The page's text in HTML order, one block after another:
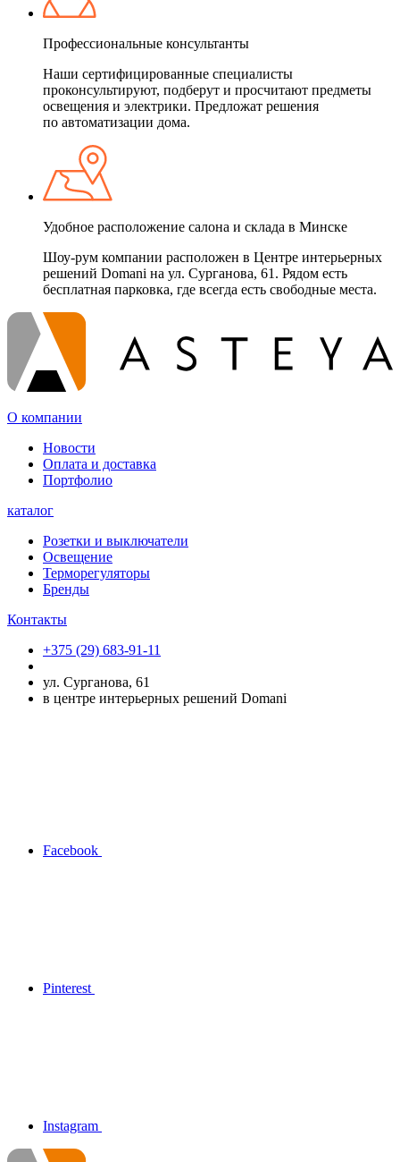
Профессиональные консультанты
Наши сертифицированные специалисты
проконсультируют, подберут и просчитают предметы
освещения и электрики. Предложат решения
по автоматизации дома.
Удобное расположение салона и склада в Минске
Шоу-рум компании расположен в Центре интерьерных
решений Domani на ул. Сурганова, 61. Рядом есть
бесплатная парковка, где всегда есть свободные места.
О компании
Новости
Оплата и доставка
Портфолио
каталог
Розетки и выключатели
Освещение
Терморегуляторы
Бренды
Контакты
+375 (29) 683-91-11
ул. Сурганова, 61
в центре интерьерных решений Domani
Facebook
Pinterest
Instagram